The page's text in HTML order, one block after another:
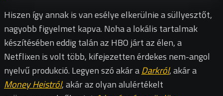
Hiszen így annak is van esélye elkerülnie a süllyesztőt,
nagyobb figyelmet kapva. Noha a lokális tartalmak
készítésében eddig talán az HBO járt az élen, a
Netflixen is volt több, kifejezetten érdekes nem-angol
nyelvű produkció. Legyen szó akár aDarkról, akár a
Money Heistról, akár az olyan alulértékelt